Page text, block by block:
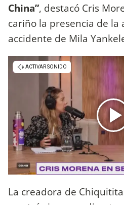
China”, destacó Cris
cariño la presencia de la
accidente de Mila
La creadora de